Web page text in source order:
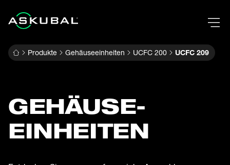
Produkte Gehäuseeinheiten UCFC 200 UCFC 209
GEHÄUSE­
EINHEITEN